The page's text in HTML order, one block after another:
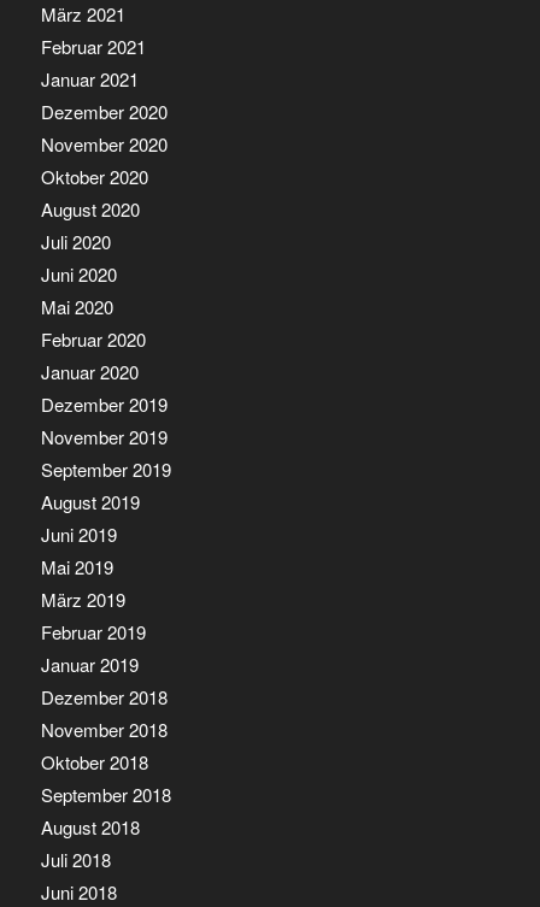
März 2021
Februar 2021
Januar 2021
Dezember 2020
November 2020
Oktober 2020
August 2020
Juli 2020
Juni 2020
Mai 2020
Februar 2020
Januar 2020
Dezember 2019
November 2019
September 2019
August 2019
Juni 2019
Mai 2019
März 2019
Februar 2019
Januar 2019
Dezember 2018
November 2018
Oktober 2018
September 2018
August 2018
Juli 2018
Juni 2018